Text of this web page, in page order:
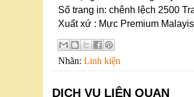
Số trang in: chênh lệch 2500
Xuất xứ : Mực Premium
Nhãn: Linh kiện
DỊCH VỤ LIÊN QUAN